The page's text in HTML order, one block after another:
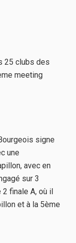
25 clubs des
meeting
signe
une
avec en
sur 3
finale A, où il
et à la 5ème